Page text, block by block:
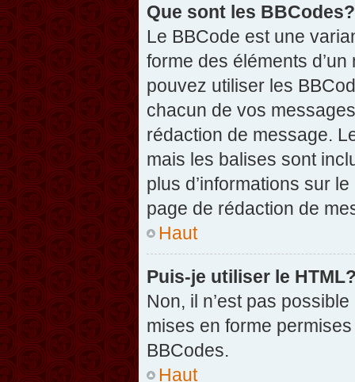
Que sont les BBCodes?
Le BBCode est une
forme des éléments
pouvez utiliser les
chacun de vos
rédaction de message.
mais les balises sont
plus d’informations sur
page de rédaction de
Haut
Puis-je utiliser le
Non, il n’est pas
mises en forme
BBCodes.
Haut